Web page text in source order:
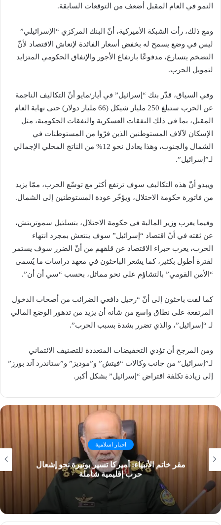
النمو في العام المقبل أضعف من التوقعات السابقة.
ومع ذلك، رأت الشبكة الأميركية، أنّ البنك المركزي “الإسرائيلي”
ليس في وضع يسمح له بخفض أسعار الفائدة لإنعاش الاقتصاد لأنّ
التضخم يتسارع، مدفوعًا بارتفاع الأجور والإنفاق الحكومي المتزايد
لتمويل الحرب.
وفي السياق، قدّر بنك “إسرائيل” في أيار/مايو أنّ التكاليف الناجمة
عن الحرب ستبلغ 250 مليار شيكل (66 مليار دولار) حتى نهاية العام
المقبل، بما في ذلك النفقات العسكرية والنفقات الحكومية، مثل
الإسكان لآلاف المستوطنين الذين فرّوا من المستوطنات في
الشمال والجنوب، وهذا يعادل نحو 12% من الناتج المحلي الإجمالي
لـ”إسرائيل”.
ويبدو أنّ هذه التكاليف سوف ترتفع أكثر مع توسّع الحرب، ممّا يزيد
من فاتورة حكومة الاحتلال، ويؤخّر عودة المستوطنين إلى الشمال.
وفيما يعرب وزير المالية في حكومة الاحتلال، بتسلئيل سموتريتش،
عن ثقته في أنّ اقتصاد “إسرائيل” سوف ينتعش بمجرد انتهاء
الحرب، يعرب خبراء الاقتصاد عن قلقهم من أنّ الضرر سوف يستمر
لفترة أطول بكثير، كما يشعر الباحثون في معهد دراسات ما يُسمى
“الأمن القومي” بالتشاؤم على نحو مماثل، بحسب “سي أن أن”.
كما لفت باحثون إلى أنّ “رحيل دافعي الضرائب من أصحاب الدخول
المرتفعة على نطاق واسع من شأنه أن يزيد من تدهور الوضع المالي
لـ “إسرائيل”، والذي تضرر بشدة بسبب الحرب”.
ومن المرجح أن تؤدي التخفيضات المتعددة للتصنيف الائتماني
لـ”إسرائيل” من جانب وكالات “فيتش” و”موديز” و”ستاندرد آند بورز”
إلى زيادة تكلفة اقتراض “إسرائيل” بشكل أكبر.
اخبار اسلامية
مقر خاتم الأنبياء: أميركا تسير بوتيرة نحو إشعال
حرب إقليمية شاملة